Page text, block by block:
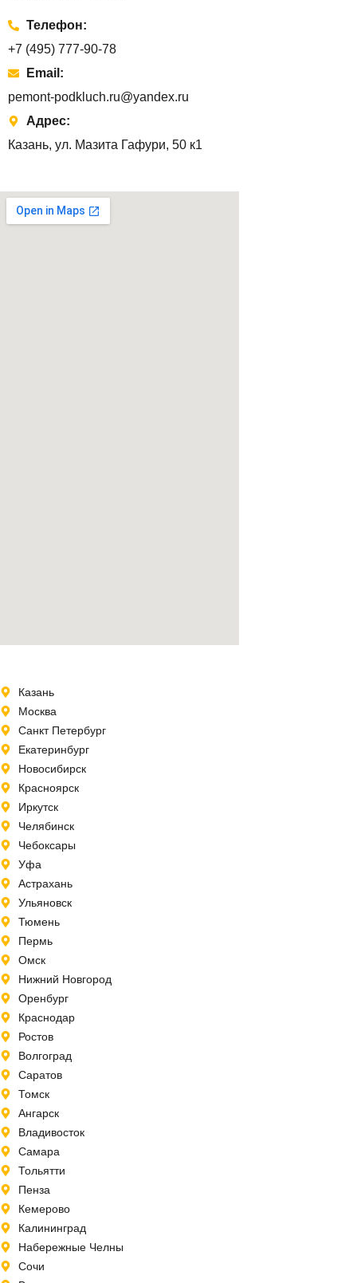
Телефон:
+7 (495) 777-90-78
Email:
pemont-podkluch.ru@yandex.ru
Адрес:
Казань, ул. Мазита Гафури, 50 к1
Казань
Москва
Санкт Петербург
Екатеринбург
Новосибирск
Красноярск
Иркутск
Челябинск
Чебоксары
Уфа
Астрахань
Ульяновск
Тюмень
Пермь
Омск
Нижний Новгород
Оренбург
Краснодар
Ростов
Волгоград
Саратов
Томск
Ангарск
Владивосток
Самара
Тольятти
Пенза
Кемерово
Калининград
Набережные Челны
Сочи